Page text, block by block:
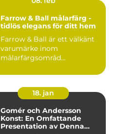
Farrow & Ball målarfärg -
tidlös elegans för ditt hem
Farrow & Ball är ett välkänt
varumärke inom
målarfärgsområd...
18. jan
Gomér och Andersson
Konst: En Omfattande
Presentation av Denna